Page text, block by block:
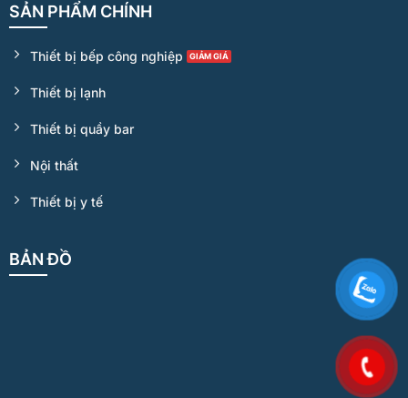
SẢN PHẨM CHÍNH
Thiết bị bếp công nghiệp
Thiết bị lạnh
Thiết bị quầy bar
Nội thất
Thiết bị y tế
BẢN ĐỒ